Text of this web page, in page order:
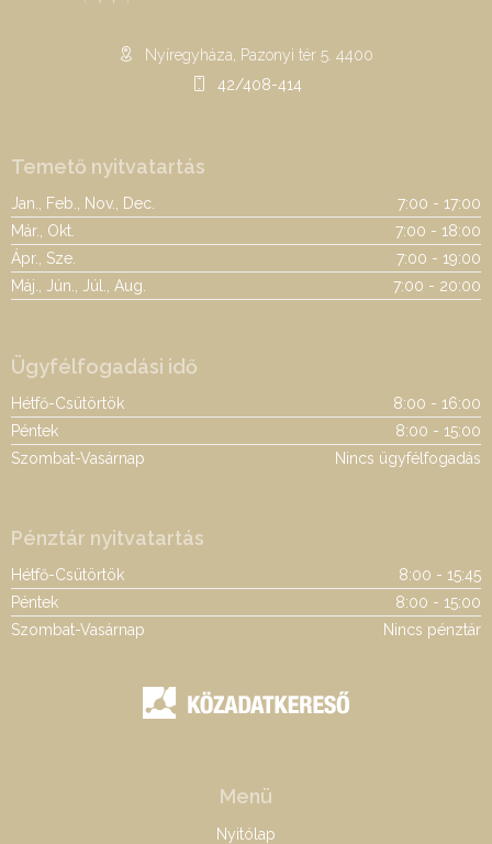
Nyíregyháza, Pazonyi tér 5. 4400
42/408-414
Temető nyitvatartás
Jan., Feb., Nov., Dec.
7:00 - 17:00
Már., Okt.
7:00 - 18:00
Ápr., Sze.
7:00 - 19:00
Máj., Jún., Júl., Aug.
7:00 - 20:00
Ügyfélfogadási idő
Hétfő-Csütörtök
8:00 - 16:00
Péntek
8:00 - 15:00
Szombat-Vasárnap
Nincs ügyfélfogadás
Pénztár nyitvatartás
Hétfő-Csütörtök
8:00 - 15:45
Péntek
8:00 - 15:00
Szombat-Vasárnap
Nincs pénztár
Menü
Nyitólap